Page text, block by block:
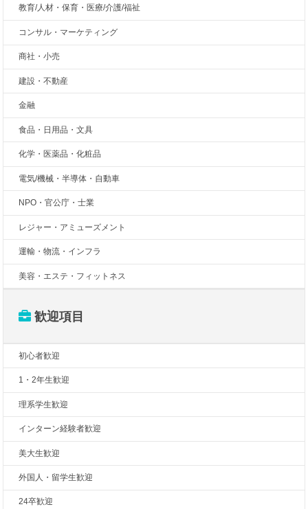
教育/人材・保育・医療/介護/福祉
コンサル・マーケティング
商社・小売
建設・不動産
金融
食品・日用品・文具
化学・医薬品・化粧品
電気/機械・半導体・自動車
NPO・官公庁・士業
レジャー・アミューズメント
運輸・物流・インフラ
美容・エステ・フィットネス
歓迎項目
初心者歓迎
1・2年生歓迎
理系学生歓迎
インターン経験者歓迎
美大生歓迎
外国人・留学生歓迎
24卒歓迎